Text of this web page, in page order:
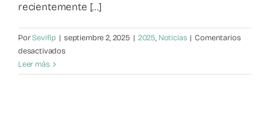
recientemente [...]
PorSevifip | septiembre 2, 2025 | 2025, Noticias | Comentarios
desactivadosen
filio-
Leer más